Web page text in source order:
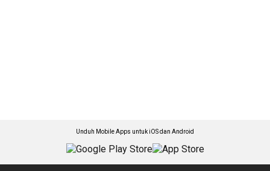
Unduh Mobile Apps untuk iOS dan Android